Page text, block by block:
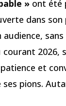
» ont été
dans
2026,
et
ses pions.